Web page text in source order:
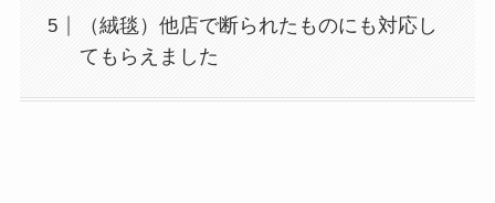
（絨毯）他店で断られたものにも対応し
てもらえました